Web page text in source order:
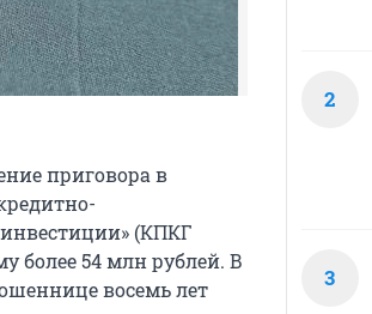
приговора в
(КПКГ
более 54 млн рублей. В
восемь лет
2
3